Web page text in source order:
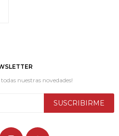
nuestras novedades!
SUSCRIBIRME